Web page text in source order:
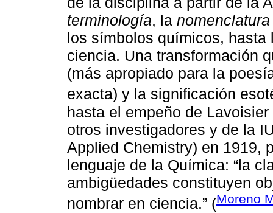
terminología, la nomenclatura
los símbolos químicos,
ciencia. Una transformación
(más apropiado para la
exacta) y la significación
hasta el empeño de
otros investigadores y de la
Applied Chemistry) en 1919,
lenguaje de la Química: “la
ambigüedades constituyen
nombrar en ciencia.” (Moreno